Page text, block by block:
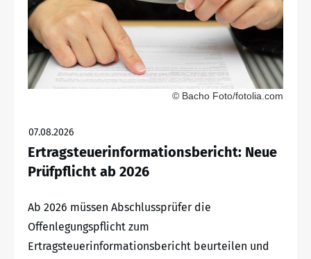
© Bacho Foto/fotolia.com
07.08.2026
Ertragsteuerinformationsbericht: Neue
Prüfpflicht ab 2026
Ab 2026 müssen Abschlussprüfer die
Offenlegungspflicht zum
Ertragsteuerinformationsbericht beurteilen und